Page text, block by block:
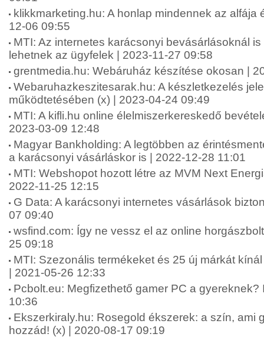
klikkmarketing.hu: A honlap mindennek az alfája
12-06 09:55
MTI: Az internetes karácsonyi bevásárlásoknál
lehetnek az ügyfelek | 2023-11-27 09:58
grentmedia.hu: Webáruház készítése okosan |
Webaruhazkeszitesarak.hu: A készletkezelés
működtetésében (x) | 2023-04-24 09:49
MTI: A kifli.hu online élelmiszerkereskedő
2023-03-09 12:48
Magyar Bankholding: A legtöbben az
a karácsonyi vásárláskor is | 2022-12-28 11:01
MTI: Webshopot hozott létre az MVM Next
2022-11-25 12:15
G Data: A karácsonyi internetes vásárlások
07 09:40
wsfind.com: Így ne vessz el az online
25 09:18
MTI: Szezonális termékeket és 25 új márkát
| 2021-05-26 12:33
Pcbolt.eu: Megfizethető gamer PC a gyereknek?
10:36
Ekszerkiraly.hu: Rosegold ékszerek: a szín, ami
hozzád! (x) | 2020-08-17 09:19